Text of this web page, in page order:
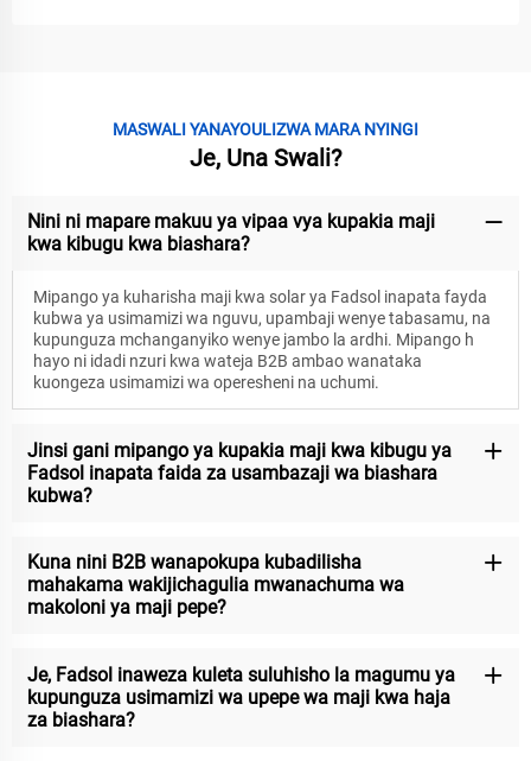
MASWALI YANAYOULIZWA MARA NYINGI
Je, Una Swali?
Nini ni mapare makuu ya vipaa vya kupakia maji
kwa kibugu kwa biashara?
Mipango ya kuharisha maji kwa solar ya Fadsol inapata fayda
kubwa ya usimamizi wa nguvu, upambaji wenye tabasamu, na
kupunguza mchanganyiko wenye jambo la ardhi. Mipango h
hayo ni idadi nzuri kwa wateja B2B ambao wanataka
kuongeza usimamizi wa operesheni na uchumi.
Jinsi gani mipango ya kupakia maji kwa kibugu ya
Fadsol inapata faida za usambazaji wa biashara
kubwa?
Kuna nini B2B wanapokupa kubadilisha
mahakama wakijichagulia mwanachuma wa
makoloni ya maji pepe?
Je, Fadsol inaweza kuleta suluhisho la magumu ya
kupunguza usimamizi wa upepe wa maji kwa haja
za biashara?